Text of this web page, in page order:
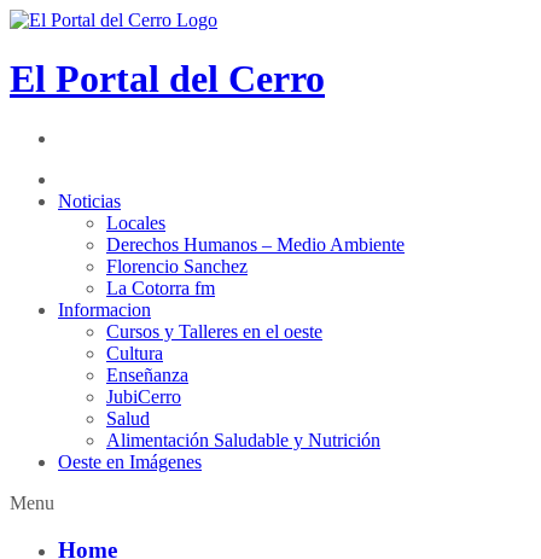
El Portal del Cerro
Noticias
Locales
Derechos Humanos – Medio Ambiente
Florencio Sanchez
La Cotorra fm
Informacion
Cursos y Talleres en el oeste
Cultura
Enseñanza
JubiCerro
Salud
Alimentación Saludable y Nutrición
Oeste en Imágenes
Menu
Home